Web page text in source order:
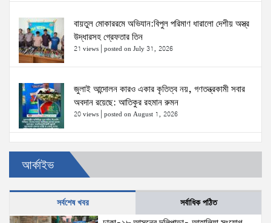
বায়তুল মোকাররমে অভিযান:বিপুল পরিমাণ ধারালো দেশীয় অস্ত্র
উদ্ধারসহ গ্রেফতার তিন
21 views posted on July 31, 2026
জুলাই আন্দোলন কারও একার কৃতিত্ব নয়, গণতন্ত্রকামী সবার
অবদান রয়েছে: আতিকুর রহমান রুমন
20 views posted on August 1, 2026
উত্তরখানে ডিএনসিসি প্রশাসক মো. শফিকুল ও ঢাকা-১৮
আসনের সংসদ সদস্য এস এম জাহাঙ্গীর হোসেনের উপর একদল
দুস্কৃতিকারীদের হামলা
20 views|posted on August 2, 2026
আর্কাইভ
সর্বশেষ খবর সর্বাধিক পঠিত